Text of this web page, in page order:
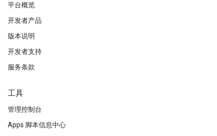
平台概览
开发者产品
版本说明
开发者支持
服务条款
工具
管理控制台
Apps 脚本信息中心